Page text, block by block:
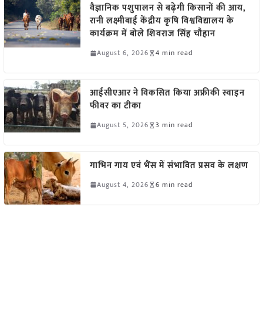
वैज्ञानिक पशुपालन से बढ़ेगी किसानों की आय,
रानी लक्ष्मीबाई केंद्रीय कृषि विश्वविद्यालय के
कार्यक्रम में बोले शिवराज सिंह चौहान
August 6, 2026 4 min read
आईसीएआर ने विकसित किया अफ्रीकी स्वाइन
फीवर का टीका
August 5, 2026 3 min read
गाभिन गाय एवं भैंस में संभावित प्रसव के लक्षण
August 4, 2026 6 min read